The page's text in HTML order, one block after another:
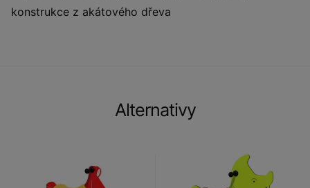
konstrukce z akátového dřeva
Alternativy